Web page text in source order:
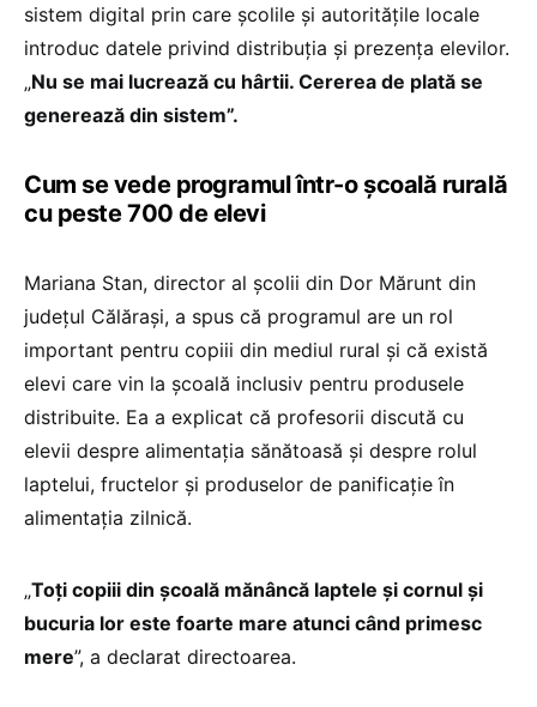
sistem digital prin care școlile și autoritățile locale
introduc datele privind distribuția și prezența elevilor.
„Nu se mai lucrează cu hârtii. Cererea de plată se
generează din sistem”.
Cum se vede programul într-o școală rurală
cu peste 700 de elevi
Mariana Stan, director al școlii din Dor Mărunt din
județul Călărași, a spus că programul are un rol
important pentru copiii din mediul rural și că există
elevi care vin la școală inclusiv pentru produsele
distribuite. Ea a explicat că profesorii discută cu
elevii despre alimentația sănătoasă și despre rolul
laptelui, fructelor și produselor de panificație în
alimentația zilnică.
„Toți copiii din școală mănâncă laptele și cornul și
bucuria lor este foarte mare atunci când primesc
mere”, a declarat directoarea.